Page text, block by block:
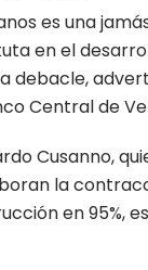
es una
en el
debacle,
Central de
Cusanno,
la
en 95%,